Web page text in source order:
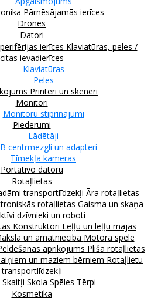
Pārnēsājamās ierīces
Drones
Datori
ierīces Klaviatūras, peles /
citas ievadierīces
Klaviatūras
Peles
Printeri un skeneri
Monitori
Monitoru stiprinājumi
Piederumi
Lādētāji
centrmezgli un adapteri
Tīmekļa kameras
Portatīvo datoru
Rotaļlietas
transportlīdzekļi Āra rotaļlietas
rotaļlietas Gaisma un skaņa
dzīvnieki un roboti
Konstruktori Leļļu un leļļu mājas
un amatniecība Motora spēle
aprīkojums Plīša rotaļlietas
un maziem bērniem Rotaļlietu
transportlīdzekļi
Skaitļi Skola Spēles Tērpi
Kosmetika